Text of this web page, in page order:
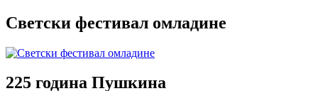
Светски фестивал омладине
225 година Пушкина